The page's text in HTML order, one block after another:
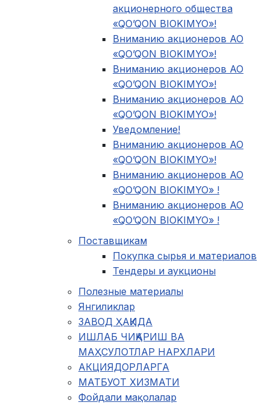
акционерного общества
«QO’QON BIOKIMYO»!
Вниманию акционеров АО
«QO’QON BIOKIMYO»!
Вниманию акционеров АО
«QO’QON BIOKIMYO»!
Вниманию акционеров АО
«QO’QON BIOKIMYO»!
Уведомление!
Вниманию акционеров АО
«QO’QON BIOKIMYO»!
Вниманию акционеров АО
«QO’QON BIOKIMYO» !
Вниманию акционеров АО
«QO’QON BIOKIMYO» !
Поставщикам
Покупка сырья и материалов
Тендеры и аукционы
Полезные материалы
Янгиликлар
ЗАВОД ҲАҚИДА
ИШЛАБ ЧИҚАРИШ ВА
МАҲСУЛОТЛАР НАРХЛАРИ
АКЦИЯДОРЛАРГА
МАТБУОТ ХИЗМАТИ
Фойдали мақолалар